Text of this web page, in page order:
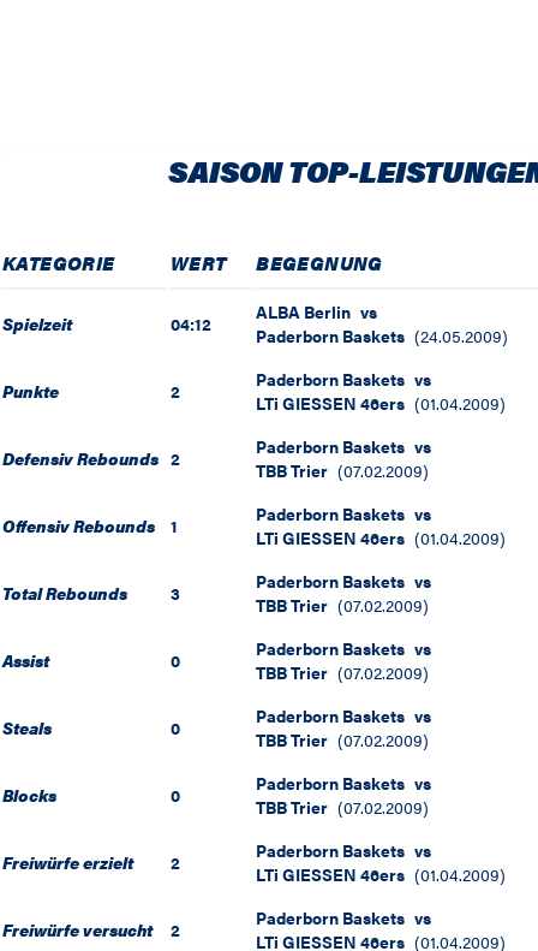
SAISON TOP-
KATEGORIE WERT BEGEGNUNG
Spielzeit 04:12 ALBA Berlin vs
Paderborn Baskets (24.05.2009)
Punkte 2 Paderborn Baskets vs
LTi GIESSEN 46ers (01.04.2009)
Defensiv Rebounds 2 Paderborn Baskets vs
TBB Trier (07.02.2009)
Offensiv Rebounds 1 Paderborn Baskets vs
LTi GIESSEN 46ers (01.04.2009)
Total Rebounds 3 Paderborn Baskets vs
TBB Trier (07.02.2009)
Assist 0 Paderborn Baskets vs
TBB Trier (07.02.2009)
Steals 0 Paderborn Baskets vs
TBB Trier (07.02.2009)
Blocks 0 Paderborn Baskets vs
TBB Trier (07.02.2009)
Freiwürfe erzielt 2 Paderborn Baskets vs
LTi GIESSEN 46ers (01.04.2009)
Freiwürfe versucht 2 Paderborn Baskets vs
LTi GIESSEN 46ers (01.04.2009)